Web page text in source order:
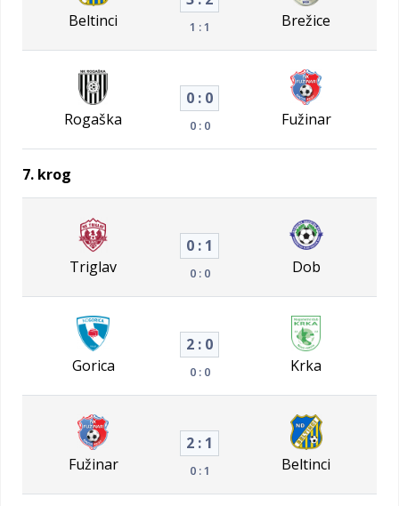
Beltinci 1 : 1 Brežice
Rogaška
0 : 0
0 : 0 Fužinar
7. krog
Triglav
0 : 1
0 : 0 Dob
Gorica
2 : 0
0 : 0 Krka
Fužinar
2 : 1
0 : 1 Beltinci